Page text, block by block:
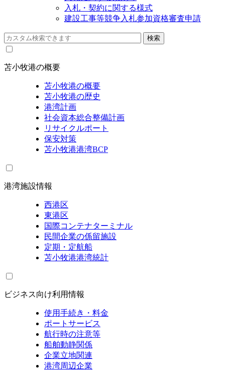
入札・契約に関する様式
建設工事等競争入札参加資格審査申請
苫小牧港の概要
苫小牧港の概要
苫小牧港の歴史
港湾計画
社会資本総合整備計画
リサイクルポート
保安対策
苫小牧港港湾BCP
港湾施設情報
西港区
東港区
国際コンテナターミナル
民間企業の係留施設
定期・定航船
苫小牧港港湾統計
ビジネス向け利用情報
使用手続き・料金
ポートサービス
航行時の注意等
船舶動静関係
企業立地関連
港湾周辺企業